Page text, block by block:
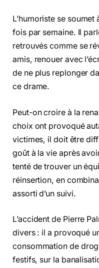
L’humoriste se
fois par semaine. Il
retrouvés comme se
amis, renouer avec
de ne plus replonger
ce drame.
Peut-on croire à la
choix ont provoqué
victimes, il doit être
goût à la vie après
tenté de trouver un
réinsertion, en
assorti d’un suivi.
L’accident de Pierre
divers : il a provoqué
consommation de
festifs, sur la